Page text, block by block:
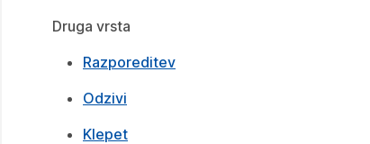
Druga vrsta
Razporeditev
Odzivi
Klepet